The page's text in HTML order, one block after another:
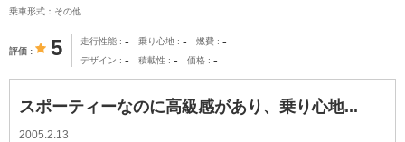
乗車形式：その他
評価 5 走行性能 - 乗り心地 - 燃費 -
デザイン - 積載性 - 価格 -
スポーティーなのに高級感があり、乗り心地...
2005.2.13